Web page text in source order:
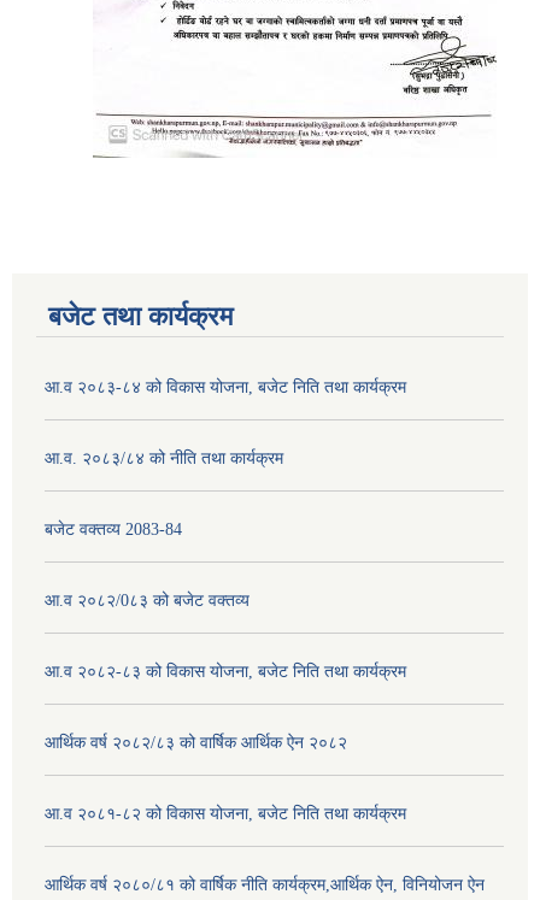
बजेट तथा कार्यक्रम
आ.व २०८३-८४ को विकास योजना, बजेट निति तथा कार्यक्रम
आ.व. २०८३/८४ को नीति तथा कार्यक्रम
बजेट वक्तव्य 2083-84
आ.व २०८२/0८३ को बजेट वक्तव्य
आ.व २०८२-८३ को विकास योजना, बजेट निति तथा कार्यक्रम
आर्थिक वर्ष २०८२/८३ को वार्षिक आर्थिक ऐन २०८२
आ.व २०८१-८२ को विकास योजना, बजेट निति तथा कार्यक्रम
आर्थिक वर्ष २०८०/८१ को वार्षिक नीति कार्यक्रम,आर्थिक ऐन, विनियोजन ऐन